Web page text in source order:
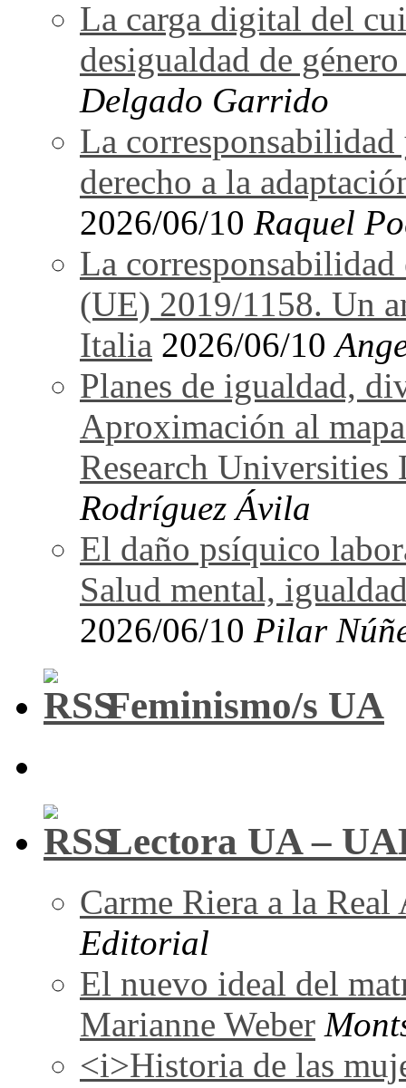
La carga digital del
desigualdad de
Delgado Garrido
La
derecho a la
2026/06/10 Raquel
La
(UE) 2019/1158. Un
Italia 2026/06/10
Planes de igualdad,
Aproximación al
Research Universities
Rodríguez Ávila
El daño psíquico
Salud mental,
2026/06/10 Pilar
Feminismo/s UA
Lectora UA –
Carme Riera a la Real
Editorial
El nuevo ideal del
Marianne Weber
<i>Historia de las